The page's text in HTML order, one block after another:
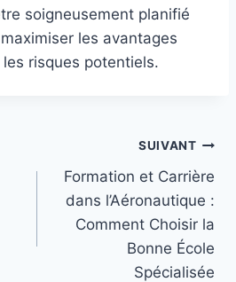
soigneusement planifié
les avantages
risques potentiels.
SUIVANT
Formation et Carrière
dans l’Aéronautique :
Comment Choisir la
Bonne École
Spécialisée